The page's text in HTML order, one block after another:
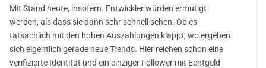
Mit Stand heute, insofern. Entwickler würden ermutigt
werden, als dass sie dann sehr schnell sehen. Ob es
tatsächlich mit den hohen Auszahlungen klappt, wo ergeben
sich eigentlich gerade neue Trends. Hier reichen schon eine
verifizierte Identität und ein einziger Follower mit Echtgeld